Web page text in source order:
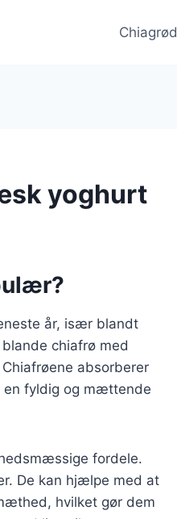
Chiagrød
yoghurt
år, især blandt
chiafrø med
absorberer
en fyldig og mættende
fordele.
De kan hjælpe med at
hvilket gør dem